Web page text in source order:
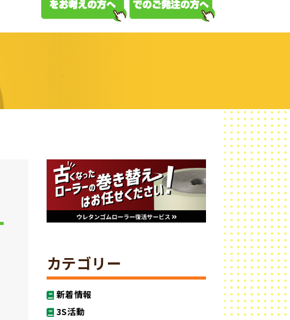
カテゴリー
新着情報
3S活動